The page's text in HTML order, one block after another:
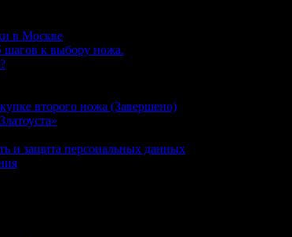
в Москве
шагов к выбору ножа.
второго ножа (Завершено)
и защита персональных данных